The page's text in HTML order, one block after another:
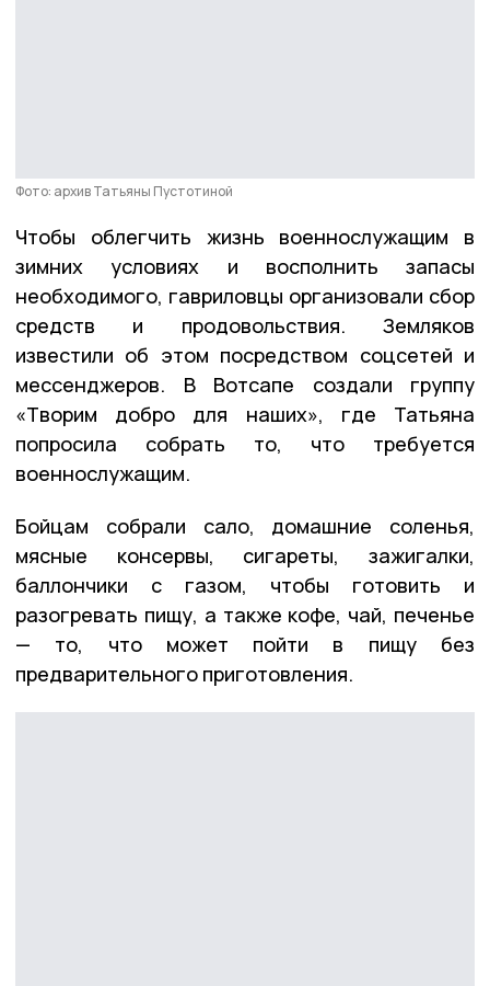
Фото: архив Татьяны Пустотиной
Чтобы облегчить жизнь военнослужащим в
зимних условиях и восполнить запасы
необходимого, гавриловцы организовали сбор
средств и продовольствия. Земляков
известили об этом посредством соцсетей и
мессенджеров. В Вотсапе создали группу
«Творим добро для наших», где Татьяна
попросила собрать то, что требуется
военнослужащим.
Бойцам собрали сало, домашние соленья,
мясные консервы, сигареты, зажигалки,
баллончики с газом, чтобы готовить и
разогревать пищу, а также кофе, чай, печенье
— то, что может пойти в пищу без
предварительного приготовления.